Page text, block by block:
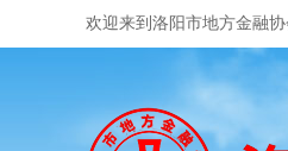
欢迎来到洛阳市地方金融协